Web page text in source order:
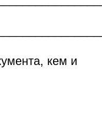
кем и